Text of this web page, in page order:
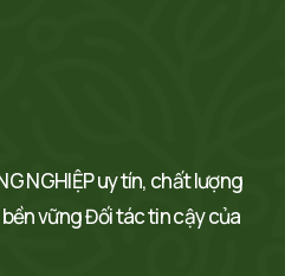
NGHIỆP uy tín, chất lượng
vững Đối tác tin cậy của